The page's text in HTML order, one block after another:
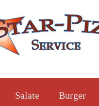
Salate Burger